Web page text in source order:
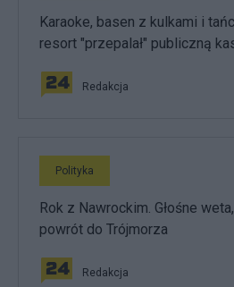
Karaoke, basen z kulkami i
resort "przepalał" publiczną
Redakcja
Polityka
Rok z Nawrockim. Głośne
powrót do Trójmorza
Redakcja